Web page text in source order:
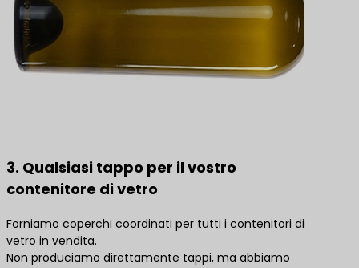
3. Qualsiasi tappo per il vostro
contenitore di vetro
Forniamo coperchi coordinati per tutti i contenitori di
vetro in vendita.
Non produciamo direttamente tappi, ma abbiamo